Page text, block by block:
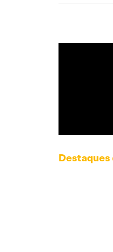
Destaques